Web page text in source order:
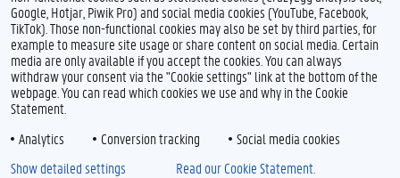
Google, Hotjar, Piwik Pro) and social media cookies (YouTube, Facebook,
TikTok). Those non-functional cookies may also be set by third parties, for
example to measure site usage or share content on social media. Certain
media are only available if you accept the cookies. You can always
withdraw your consent via the "Cookie settings" link at the bottom of the
webpage. You can read which cookies we use and why in the Cookie
Statement.
Analytics
Conversion tracking Social media cookies
Show detailed settings Read our Cookie Statement.